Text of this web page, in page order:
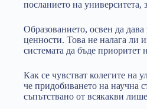
посланието на
Образованието, освен да
ценности. Това не налага ли
системата да бъде приоритет
Как се чувстват колегите на
че придобиването на научна
съпътствано от всякакви